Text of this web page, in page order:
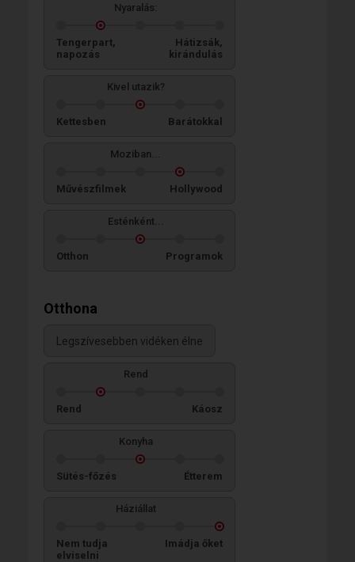
Nyaralás:
Tengerpart,
napozás
Hátizsák,
kirándulás
Kivel utazik?
Kettesben Barátokkal
Moziban...
Művészfilmek Hollywood
Esténként...
Otthon Programok
Otthona
Legszívesebben vidéken élne
Rend
Rend Káosz
Konyha
Sütés-főzés Étterem
Háziállat
Nem tudja
elviselni
Imádja őket